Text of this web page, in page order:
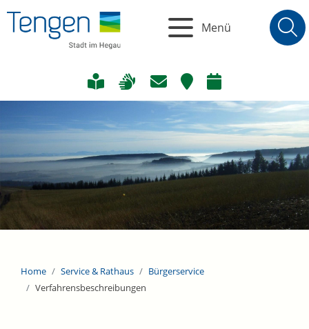
Menü
Home Service & Rathaus
Bürgerservice
Verfahrensbeschreibungen